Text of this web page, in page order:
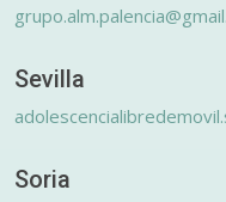
Sevilla
Soria